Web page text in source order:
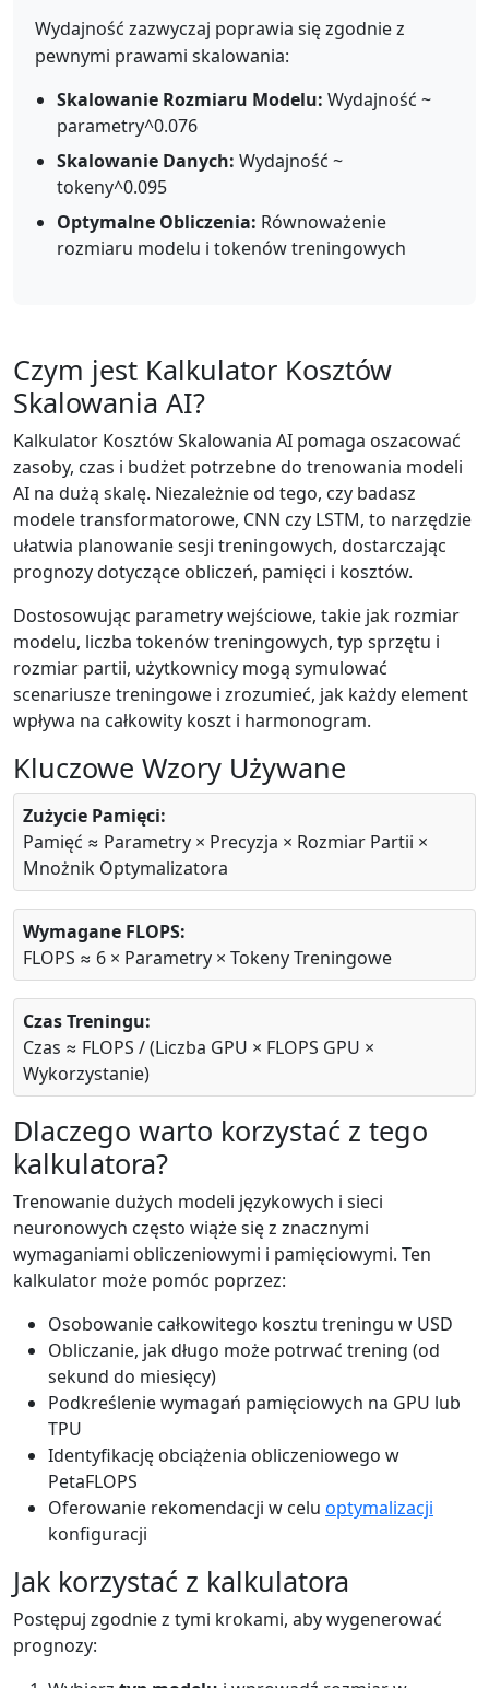
Wydajność zazwyczaj poprawia się zgodnie z
pewnymi prawami skalowania:
Skalowanie Rozmiaru Modelu: Wydajność ~
parametry^0.076
Skalowanie Danych: Wydajność ~
tokeny^0.095
Optymalne Obliczenia: Równoważenie
rozmiaru modelu i tokenów treningowych
Czym jest Kalkulator Kosztów
Skalowania AI?
Kalkulator Kosztów Skalowania AI pomaga oszacować
zasoby, czas i budżet potrzebne do trenowania modeli
AI na dużą skalę. Niezależnie od tego, czy badasz
modele transformatorowe, CNN czy LSTM, to narzędzie
ułatwia planowanie sesji treningowych, dostarczając
prognozy dotyczące obliczeń, pamięci i kosztów.
Dostosowując parametry wejściowe, takie jak rozmiar
modelu, liczba tokenów treningowych, typ sprzętu i
rozmiar partii, użytkownicy mogą symulować
scenariusze treningowe i zrozumieć, jak każdy element
wpływa na całkowity koszt i harmonogram.
Kluczowe Wzory Używane
Zużycie Pamięci:
Pamięć ≈ Parametry × Precyzja × Rozmiar Partii ×
Mnożnik Optymalizatora
Wymagane FLOPS:
FLOPS ≈ 6 × Parametry × Tokeny Treningowe
Czas Treningu:
Czas ≈ FLOPS / (Liczba GPU × FLOPS GPU ×
Wykorzystanie)
Dlaczego warto korzystać z tego
kalkulatora?
Trenowanie dużych modeli językowych i sieci
neuronowych często wiąże się z znacznymi
wymaganiami obliczeniowymi i pamięciowymi. Ten
kalkulator może pomóc poprzez:
Osobowanie całkowitego kosztu treningu w USD
Obliczanie, jak długo może potrwać trening (od
sekund do miesięcy)
Podkreślenie wymagań pamięciowych na GPU lub
TPU
Identyfikację obciążenia obliczeniowego w
PetaFLOPS
Oferowanie rekomendacji w celu optymalizacji
konfiguracji
Jak korzystać z kalkulatora
Postępuj zgodnie z tymi krokami, aby wygenerować
prognozy: